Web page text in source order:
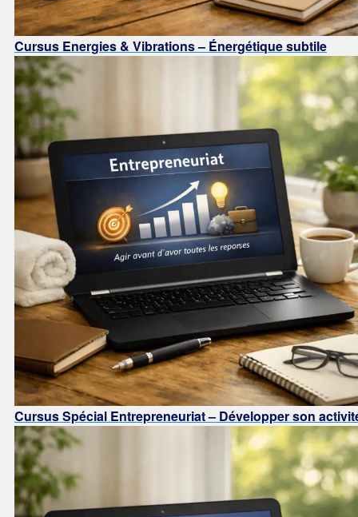
Cursus Energies & Vibrations – Énergétique subtile
Cursus Spécial Entrepreneuriat – Développer son